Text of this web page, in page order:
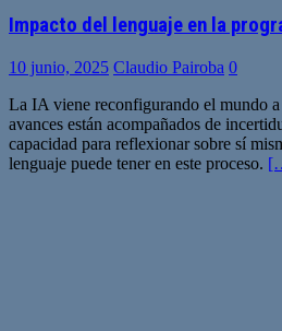
Impacto del lenguaje en la
10 junio, 2025 Claudio Pairoba 0
La IA viene reconfigurando el mundo a
avances están acompañados de
capacidad para reflexionar sobre sí
lenguaje puede tener en este proceso.